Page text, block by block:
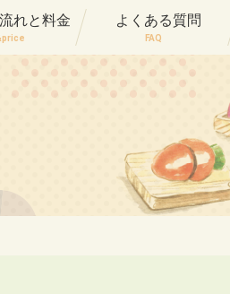
れと料金 よくある質問
FAQ